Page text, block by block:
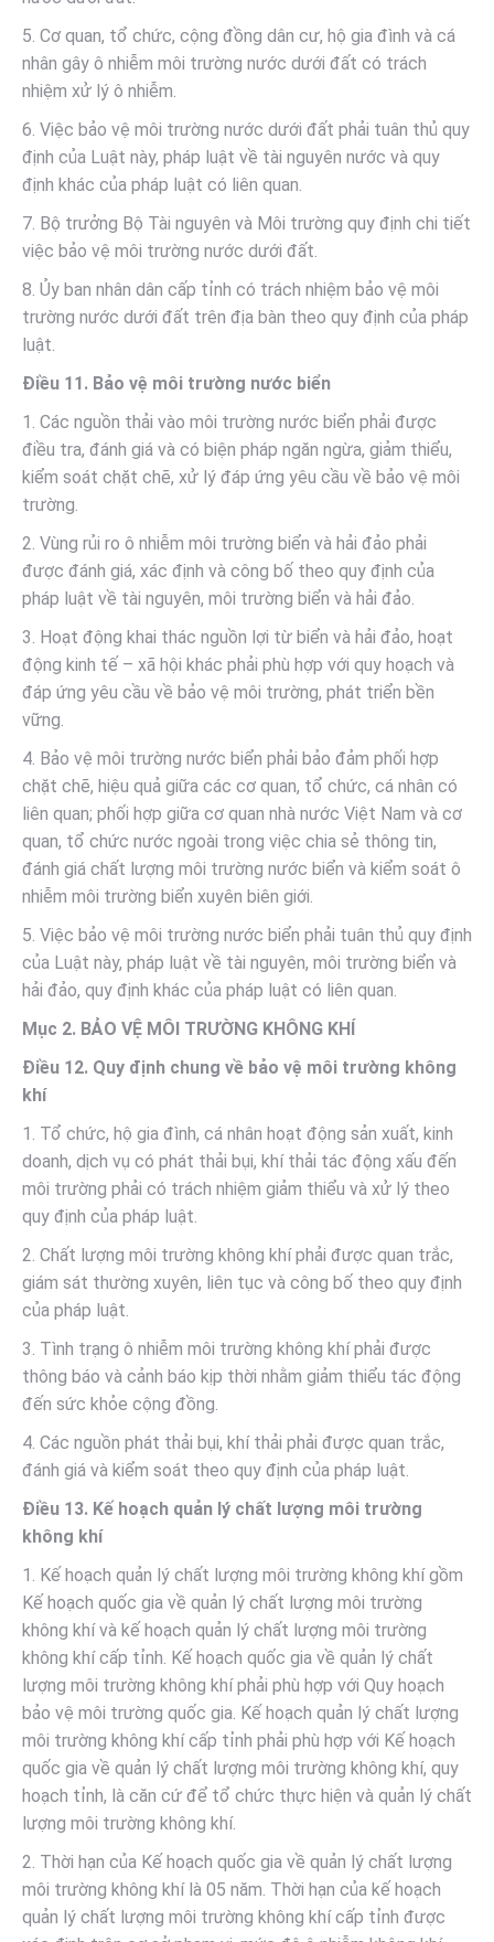
5. Cơ quan, tổ chức, cộng đồng dân cư, hộ gia đình và cá
nhân gây ô nhiễm môi trường nước dưới đất có trách
nhiệm xử lý ô nhiễm.
6. Việc bảo vệ môi trường nước dưới đất phải tuân thủ quy
định của Luật này, pháp luật về tài nguyên nước và quy
định khác của pháp luật có liên quan.
7. Bộ trưởng Bộ Tài nguyên và Môi trường quy định chi tiết
việc bảo vệ môi trường nước dưới đất.
8. Ủy ban nhân dân cấp tỉnh có trách nhiệm bảo vệ môi
trường nước dưới đất trên địa bàn theo quy định của pháp
luật.
Điều 11. Bảo vệ môi trường nước biển
1. Các nguồn thải vào môi trường nước biển phải được
điều tra, đánh giá và có biện pháp ngăn ngừa, giảm thiểu,
kiểm soát chặt chẽ, xử lý đáp ứng yêu cầu về bảo vệ môi
trường.
2. Vùng rủi ro ô nhiễm môi trường biển và hải đảo phải
được đánh giá, xác định và công bố theo quy định của
pháp luật về tài nguyên, môi trường biển và hải đảo.
3. Hoạt động khai thác nguồn lợi từ biển và hải đảo, hoạt
động kinh tế – xã hội khác phải phù hợp với quy hoạch và
đáp ứng yêu cầu về bảo vệ môi trường, phát triển bền
vững.
4. Bảo vệ môi trường nước biển phải bảo đảm phối hợp
chặt chẽ, hiệu quả giữa các cơ quan, tổ chức, cá nhân có
liên quan; phối hợp giữa cơ quan nhà nước Việt Nam và cơ
quan, tổ chức nước ngoài trong việc chia sẻ thông tin,
đánh giá chất lượng môi trường nước biển và kiểm soát ô
nhiễm môi trường biển xuyên biên giới.
5. Việc bảo vệ môi trường nước biển phải tuân thủ quy định
của Luật này, pháp luật về tài nguyên, môi trường biển và
hải đảo, quy định khác của pháp luật có liên quan.
Mục 2. BẢO VỆ MÔI TRƯỜNG KHÔNG KHÍ
Điều 12. Quy định chung về bảo vệ môi trường không
khí
1. Tổ chức, hộ gia đình, cá nhân hoạt động sản xuất, kinh
doanh, dịch vụ có phát thải bụi, khí thải tác động xấu đến
môi trường phải có trách nhiệm giảm thiểu và xử lý theo
quy định của pháp luật.
2. Chất lượng môi trường không khí phải được quan trắc,
giám sát thường xuyên, liên tục và công bố theo quy định
của pháp luật.
3. Tình trạng ô nhiễm môi trường không khí phải được
thông báo và cảnh báo kịp thời nhằm giảm thiểu tác động
đến sức khỏe cộng đồng.
4. Các nguồn phát thải bụi, khí thải phải được quan trắc,
đánh giá và kiểm soát theo quy định của pháp luật.
Điều 13. Kế hoạch quản lý chất lượng môi trường
không khí
1. Kế hoạch quản lý chất lượng môi trường không khí gồm
Kế hoạch quốc gia về quản lý chất lượng môi trường
không khí và kế hoạch quản lý chất lượng môi trường
không khí cấp tỉnh. Kế hoạch quốc gia về quản lý chất
lượng môi trường không khí phải phù hợp với Quy hoạch
bảo vệ môi trường quốc gia. Kế hoạch quản lý chất lượng
môi trường không khí cấp tỉnh phải phù hợp với Kế hoạch
quốc gia về quản lý chất lượng môi trường không khí, quy
hoạch tỉnh, là căn cứ để tổ chức thực hiện và quản lý chất
lượng môi trường không khí.
2. Thời hạn của Kế hoạch quốc gia về quản lý chất lượng
môi trường không khí là 05 năm. Thời hạn của kế hoạch
quản lý chất lượng môi trường không khí cấp tỉnh được